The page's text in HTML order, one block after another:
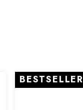
BESTSELLER